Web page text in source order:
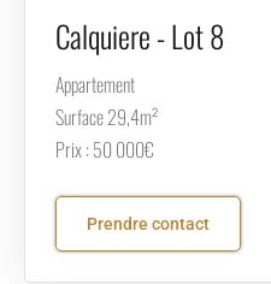
Calquiere - Lot 8
Appartement
Surface 29,4m²
Prix : 50 000€
Prendre contact